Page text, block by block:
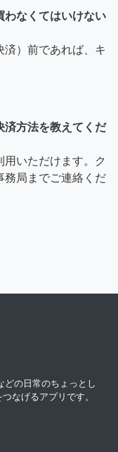
わなくてはいけない
済）前であれば、キ
済方法を教えてくだ
いただけます。ク
務局までご連絡くだ
の日常のちょっとし
なげるアプリです。